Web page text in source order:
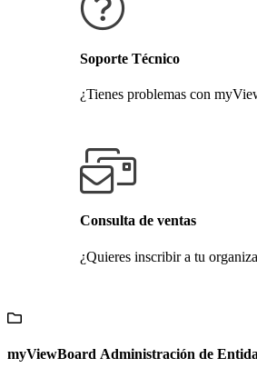
Soporte Técnico
¿Tienes problemas con
Consulta de ventas
¿Quieres inscribir a tu
myViewBoard Administración de